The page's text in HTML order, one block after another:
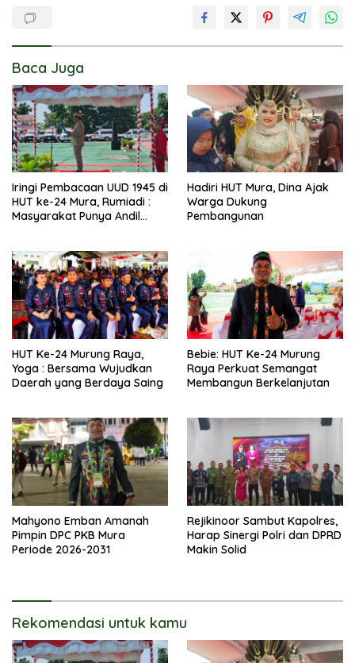
Baca Juga
Iringi Pembacaan UUD 1945 di
HUT ke-24 Mura, Rumiadi :
Masyarakat Punya Andil
Hadiri HUT Mura, Dina Ajak
Warga Dukung
Pembangunan
HUT Ke-24 Murung Raya,
Yoga : Bersama Wujudkan
Daerah yang Berdaya Saing
Bebie: HUT Ke-24 Murung
Raya Perkuat Semangat
Membangun Berkelanjutan
Mahyono Emban Amanah
Pimpin DPC PKB Mura
Periode 2026-2031
Rejikinoor Sambut Kapolres,
Harap Sinergi Polri dan DPRD
Makin Solid
Rekomendasi untuk kamu